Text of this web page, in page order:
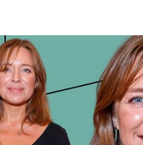
Олегом Макаровым.
училище в 1998 году,
и работы для актеров
с приглашением в Театр
года.
и сериалы с Марией
главной роли